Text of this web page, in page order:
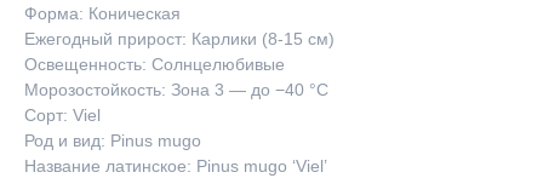
Форма: Коническая
Ежегодный прирост: Карлики (8-15 см)
Освещенность: Солнцелюбивые
Морозостойкость: Зона 3 — до −40 °C
Сорт: Viel
Род и вид: Pinus mugo
Название латинское: Pinus mugo ‘Viel’